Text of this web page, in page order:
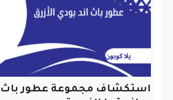
استكشاف مجموعة عطور باث